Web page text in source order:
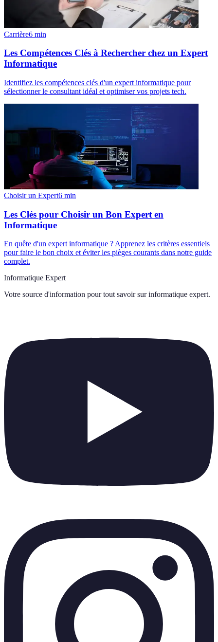
Carrière6 min
Les Compétences Clés à Rechercher chez un Expert
Informatique
Identifiez les compétences clés d'un expert informatique pour
sélectionner le consultant idéal et optimiser vos projets tech.
Choisir un Expert6 min
Les Clés pour Choisir un Bon Expert en
Informatique
En quête d'un expert informatique ? Apprenez les critères essentiels
pour faire le bon choix et éviter les pièges courants dans notre guide
complet.
Informatique Expert
Votre source d'information pour tout savoir sur informatique expert.